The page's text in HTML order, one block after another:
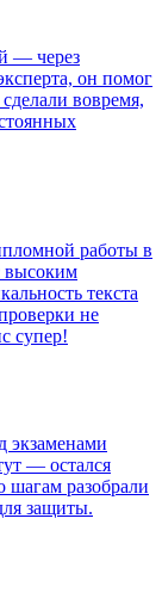
— через
он помог
вовремя,
работы в
высоким
текста
не
супер!
экзаменами
— остался
шагам разобрали
защиты.